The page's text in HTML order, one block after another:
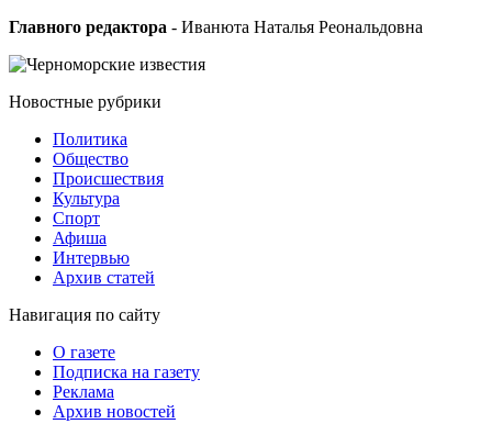
Главного редактора - Иванюта Наталья Реональдовна
Новостные рубрики
Политика
Общество
Проиcшествия
Культура
Спорт
Афиша
Интервью
Архив статей
Навигация по сайту
О газете
Подписка на газету
Реклама
Архив новостей